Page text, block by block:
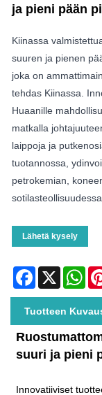
ja pieni pään
Kiinassa
suuren ja pienen
joka on
tehdas Kiinassa.
Huaanille
matkalla
laippoja ja
tuotannossa,
petrokemian,
Lähetä kysely
Facebook
X
Tuotteen
suuri ja pieni
Innovatiiviset